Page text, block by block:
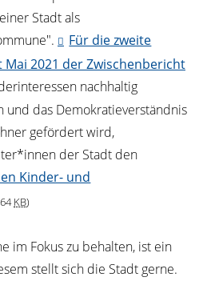
Stadt als
Für die zweite
Mai 2021 der Zwischenbericht
nachhaltig
das Demokratieverständnis
gefördert wird,
der Stadt den
Kinder- und
KB)
im Fokus zu behalten, ist ein
stellt sich die Stadt gerne.